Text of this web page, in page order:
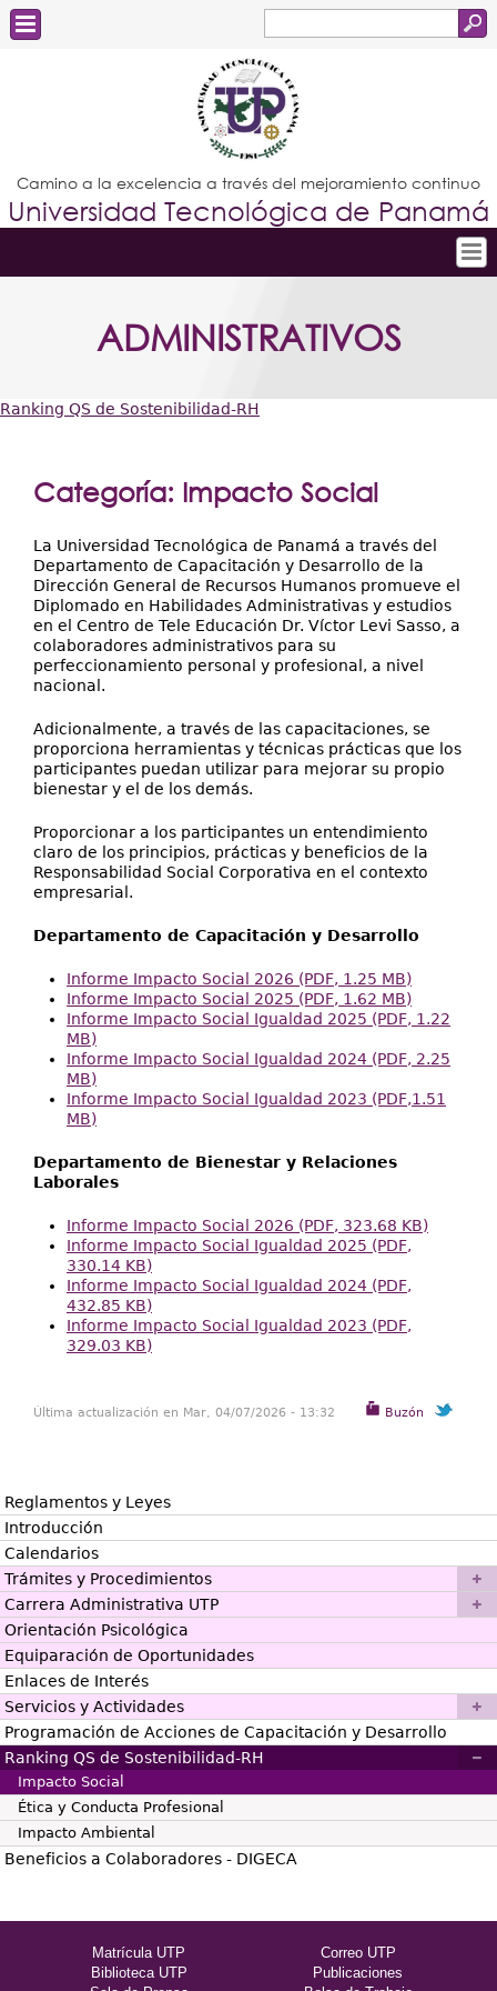
de
búsqueda
Estudiantes
Docentes
Administrativos
Graduados
Camino a la excelencia a través del mejoramiento continuo
Universidad Tecnológica de Panamá
Conoce la UTP
Investigación
Extensión
Facultades
Centros Regionales
Servicios
Internacional
ADMINISTRATIVOS
está
Ranking QS de Sostenibilidad-RH
Categoría: Impacto Social
La Universidad Tecnológica de Panamá a través del
Departamento de Capacitación y Desarrollo de la
Dirección General de Recursos Humanos promueve el
Diplomado en Habilidades Administrativas y estudios
en el Centro de Tele Educación Dr. Víctor Levi Sasso, a
colaboradores administrativos para su
perfeccionamiento personal y profesional, a nivel
nacional.
Adicionalmente, a través de las capacitaciones, se
proporciona herramientas y técnicas prácticas que los
participantes puedan utilizar para mejorar su propio
bienestar y el de los demás.
Proporcionar a los participantes un entendimiento
claro de los principios, prácticas y beneficios de la
Responsabilidad Social Corporativa en el contexto
empresarial.
Departamento de Capacitación y Desarrollo
Informe Impacto Social 2026 (PDF, 1.25 MB)
Informe Impacto Social 2025 (PDF, 1.62 MB)
Informe Impacto Social Igualdad 2025 (PDF, 1.22
MB)
Informe Impacto Social Igualdad 2024 (PDF, 2.25
MB)
Informe Impacto Social Igualdad 2023 (PDF,1.51
MB)
Departamento de Bienestar y Relaciones
Laborales
Informe Impacto Social 2026 (PDF, 323.68 KB)
Informe Impacto Social Igualdad 2025 (PDF,
330.14 KB)
Informe Impacto Social Igualdad 2024 (PDF,
432.85 KB)
Informe Impacto Social Igualdad 2023 (PDF,
329.03 KB)
Buzón
Última actualización en Mar, 04/07/2026 - 13:32
Reglamentos y Leyes
Introducción
Calendarios
Trámites y Procedimientos
Carrera Administrativa UTP
Orientación Psicológica
Equiparación de Oportunidades
Enlaces de Interés
Servicios y Actividades
Programación de Acciones de Capacitación y Desarrollo
Ranking QS de Sostenibilidad-RH
Impacto Social
Ética y Conducta Profesional
Impacto Ambiental
Beneficios a Colaboradores - DIGECA
Matrícula UTP
Correo UTP
Biblioteca UTP
Publicaciones